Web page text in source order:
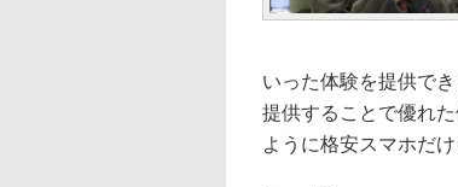
いった体験を提供で
提供することで優れ
ように格安スマホだ